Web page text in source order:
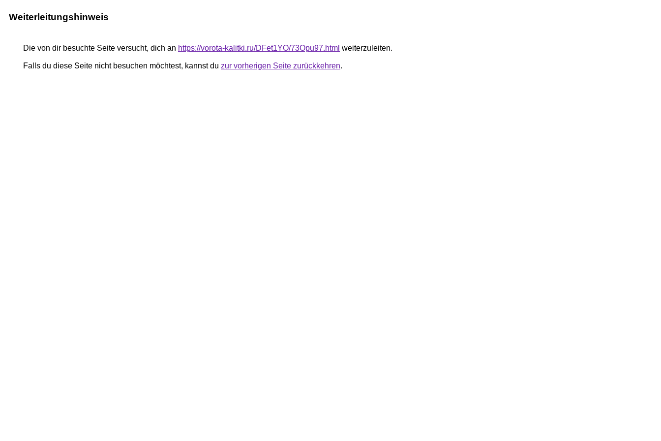
Weiterleitungshinweis
Die von dir besuchte Seite versucht, dich an https://vorota-kalitki.ru/DFet1YO/73Opu97.html weiterzuleiten.
Falls du diese Seite nicht besuchen möchtest, kannst du zur vorherigen Seite zurückkehren.